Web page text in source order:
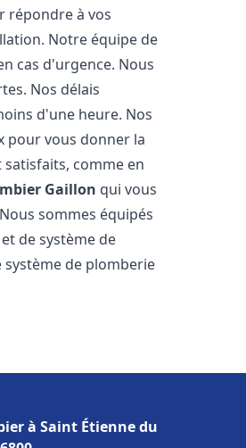
répondre à vos
Notre équipe de
cas d'urgence. Nous
Nos délais
d'une heure. Nos
pour vous donner la
comme en
Gaillon qui vous
sommes équipés
de système de
de plomberie
à Saint Étienne du